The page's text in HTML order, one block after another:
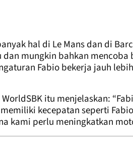
hal di Le Mans dan di
mungkin bahkan
Fabio bekerja jauh
itu menjelaskan:
kecepatan seperti
kami perlu meningkatkan